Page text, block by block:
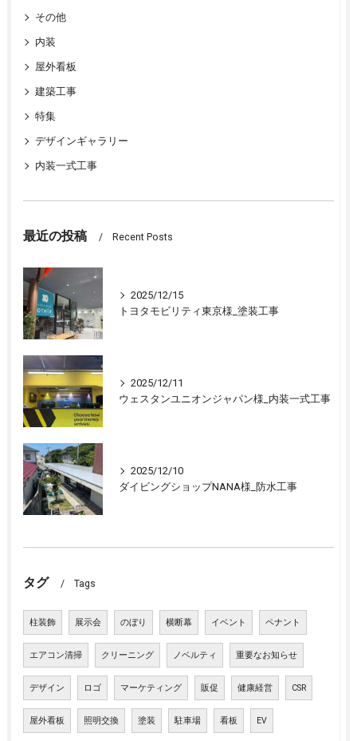
その他
内装
屋外看板
建築工事
特集
デザインギャラリー
内装一式工事
最近の投稿 Recent Posts
2025/12/15
トヨタモビリティ東京様_塗装工事
2025/12/11
ウェスタンユニオンジャパン様_内装一式工事
2025/12/10
ダイビングショップNANA様_防水工事
タグ Tags
柱装飾 展示会 のぼり 横断幕 イベント ペナント
エアコン清掃 クリーニング ノベルティ 重要なお知らせ
デザイン ロゴ マーケティング 販促 健康経営 CSR
屋外看板 照明交換 塗装 駐車場 看板 EV